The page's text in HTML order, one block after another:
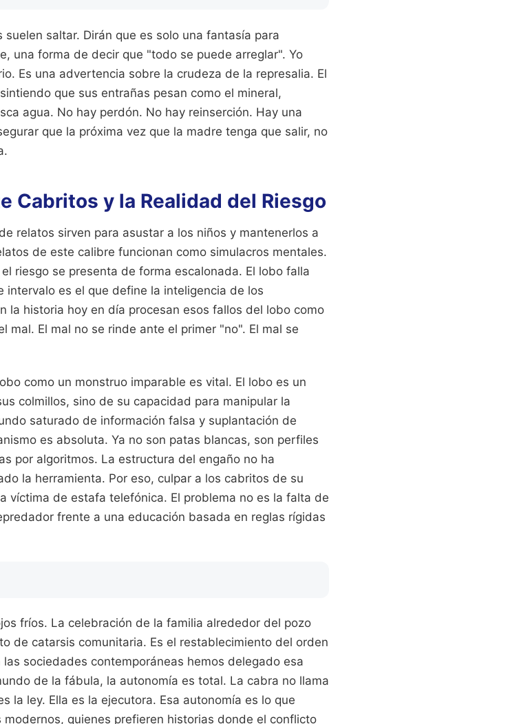
saltar. Dirán que es solo una fantasía para
una forma de decir que "todo se puede arreglar". Yo
Es una advertencia sobre la crudeza de la represalia. El
que sus entrañas pesan como el mineral,
agua. No hay perdón. No hay reinserción. Hay una
que la próxima vez que la madre tenga que salir, no
Cabritos y la Realidad del Riesgo
relatos sirven para asustar a los niños y mantenerlos a
de este calibre funcionan como simulacros mentales.
riesgo se presenta de forma escalonada. El lobo falla
intervalo es el que define la inteligencia de los
la historia hoy en día procesan esos fallos del lobo como
mal. El mal no se rinde ante el primer "no". El mal se
como un monstruo imparable es vital. El lobo es un
colmillos, sino de su capacidad para manipular la
saturado de información falsa y suplantación de
es absoluta. Ya no son patas blancas, son perfiles
por algoritmos. La estructura del engaño no ha
la herramienta. Por eso, culpar a los cabritos de su
víctima de estafa telefónica. El problema no es la falta de
frente a una educación basada en reglas rígidas
fríos. La celebración de la familia alrededor del pozo
de catarsis comunitaria. Es el restablecimiento del orden
sociedades contemporáneas hemos delegado esa
de la fábula, la autonomía es total. La cabra no llama
la ley. Ella es la ejecutora. Esa autonomía es lo que
quienes prefieren historias donde el conflicto